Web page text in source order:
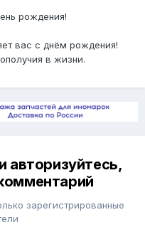
рождения!
вас с днём рождения!
в жизни.
авторизуйтесь,
зарегистрированные